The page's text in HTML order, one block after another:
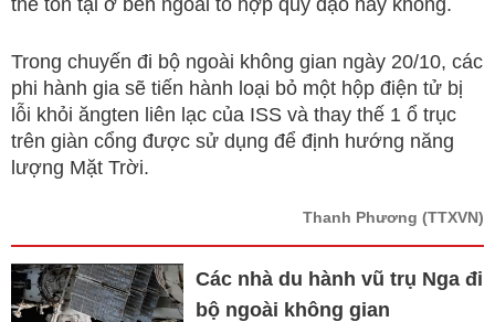
Trong chuyến đi bộ ngoài không gian ngày 20/10, các
phi hành gia sẽ tiến hành loại bỏ một hộp điện tử bị
lỗi khỏi ăngten liên lạc của ISS và thay thế 1 ổ trục
trên giàn cổng được sử dụng để định hướng năng
lượng Mặt Trời.
Thanh Phương (TTXVN)
Các nhà du hành vũ trụ Nga đi
bộ ngoài không gian